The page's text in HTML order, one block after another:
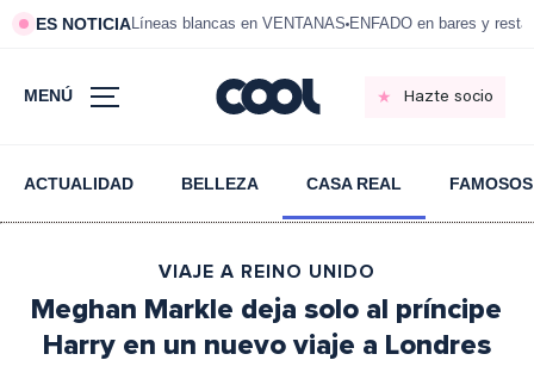
ES NOTICIALíneas blancas en VENTANAS ENFADO en bares y
MENÚ Hazte socio
ACTUALIDAD BELLEZA CASA REAL FAMOSOS
VIAJE A REINO UNIDO
Meghan Markle deja solo al príncipe
Harry en un nuevo viaje a Londres